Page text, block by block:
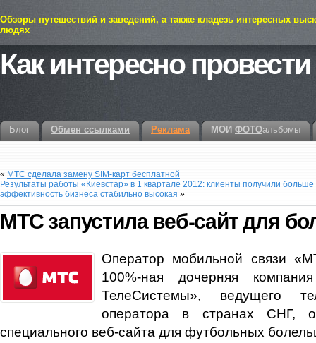
Обзоры путешествий и заведений, а также кладезь интересных
людях
Как интересно
Блог Обмен ссылками Реклама МОИ ФОТОальбомы
« МТС сделала замену SIM-карт бесплатной
Результаты работы «Киевстар» в 1 квартале 2012: клиенты получили больше
эффективность бизнеса стабильно высокая »
МТС запустила веб-сайт для
Оператор мобильной связи
100%-ная дочерняя
ТелеСистемы», ведущего
оператора в странах СНГ,
специального веб-сайта для футбольных